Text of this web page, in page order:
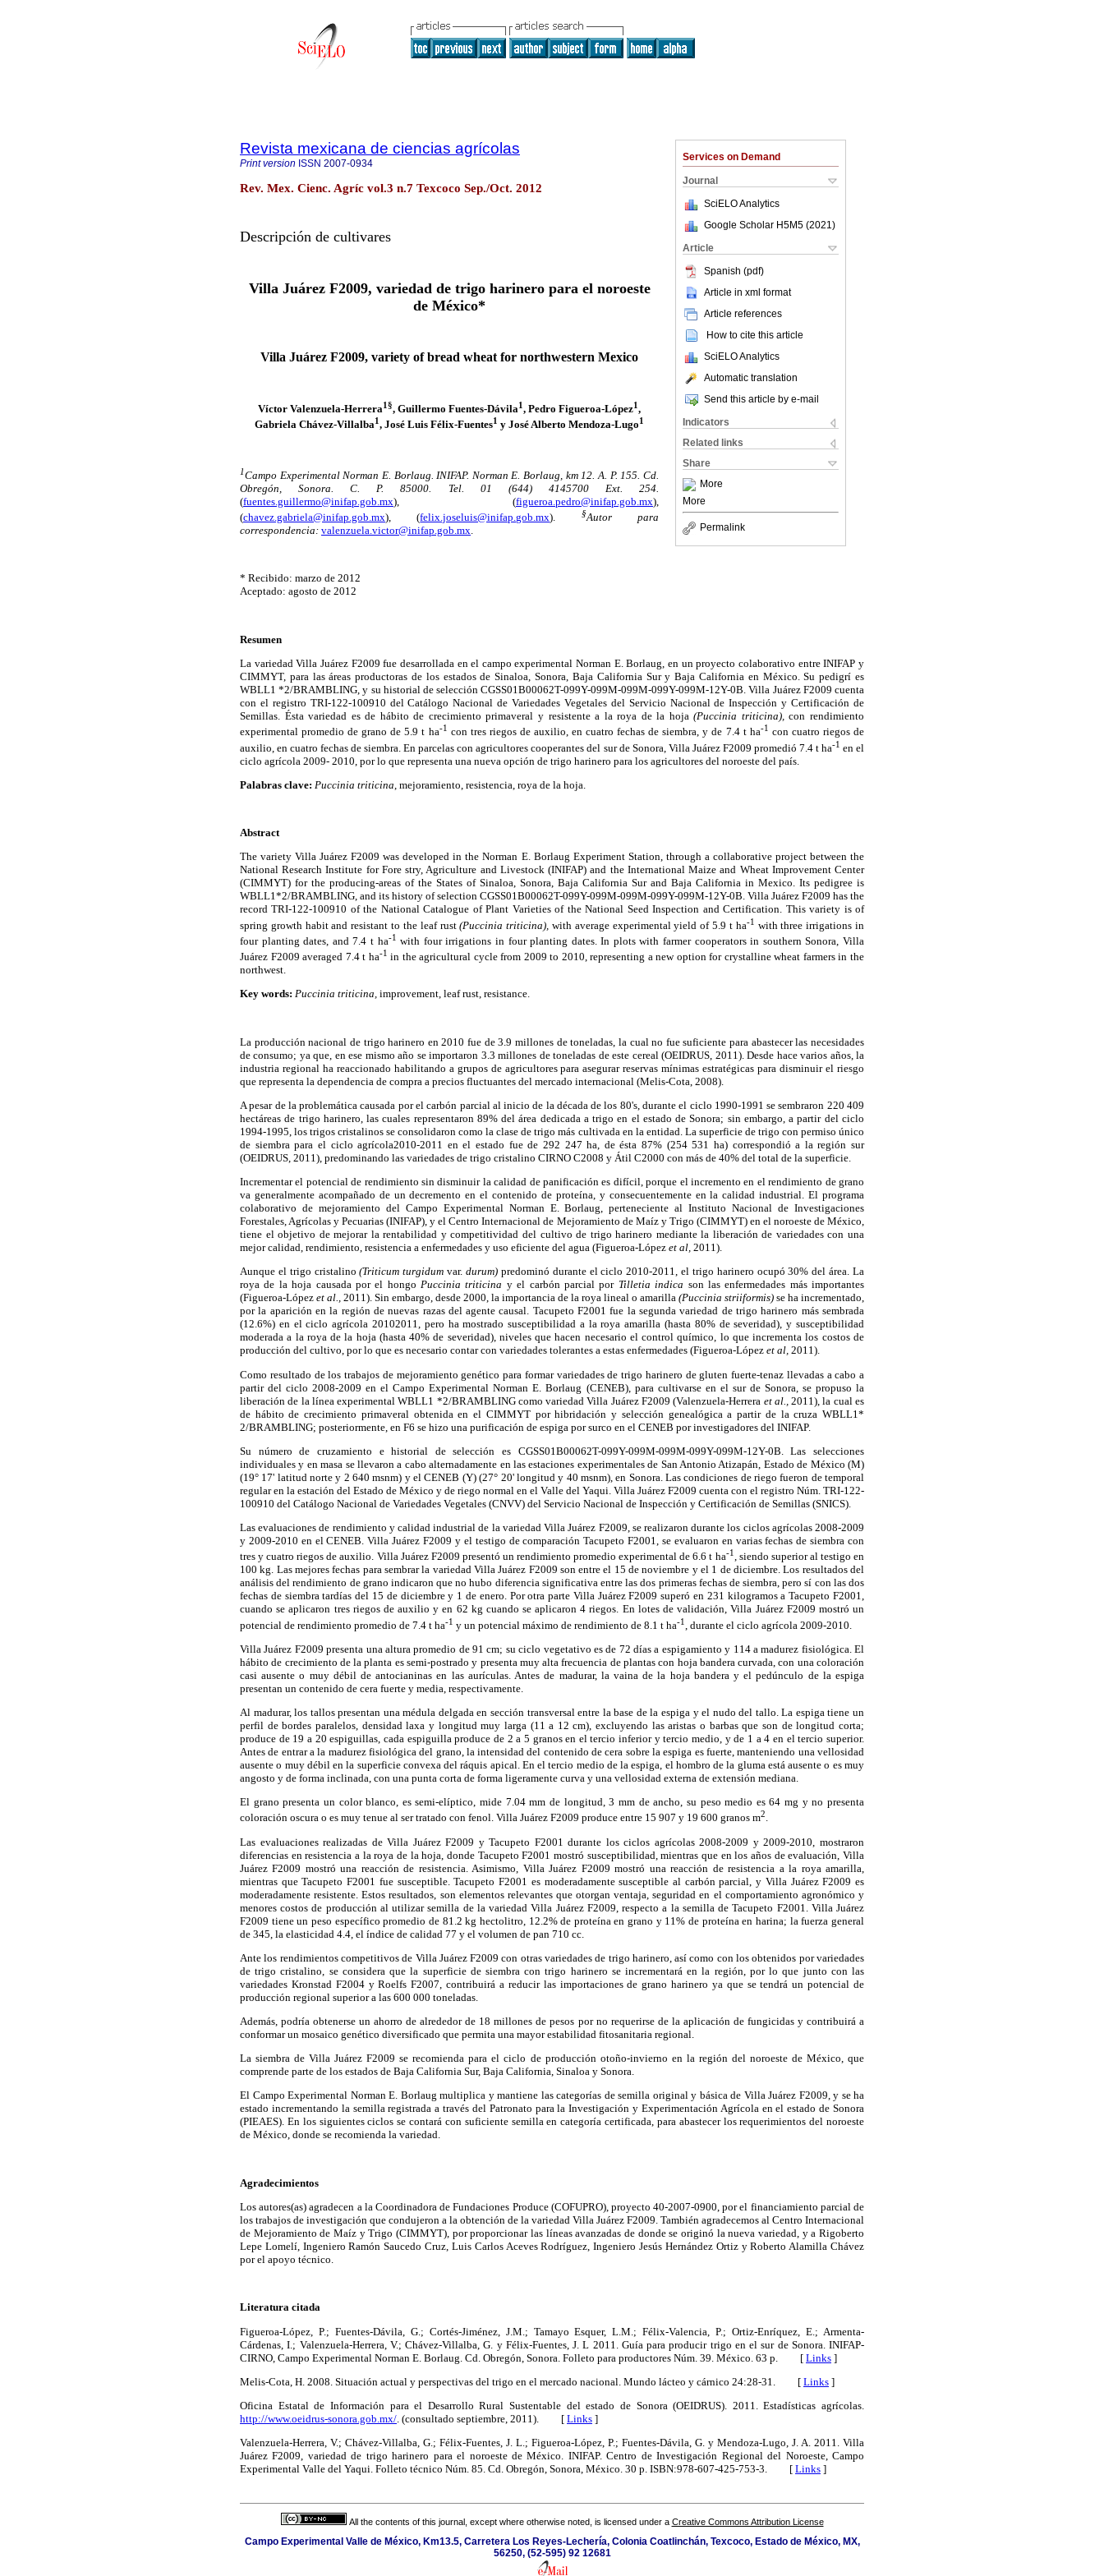
Services on Demand
Journal
SciELO Analytics
Google Scholar H5M5 (2021 )
Article
Spanish (pdf)
Article in xml format
Article references
How to cite this article
SciELO Analytics
Automatic translation
Send this article by e-mail
Indicators
Related links
Share
More
More
Permalink
Revista mexicana de ciencias agrícolas
Print version ISSN 2007-0934
Rev. Mex. Cienc. Agríc vol.3 n.7 Texcoco Sep./Oct. 2012
Descripción de cultivares
Villa Juárez F2009, variedad de trigo harinero para el noroeste
de México*
Villa Juárez F2009, variety of bread wheat for northwestern Mexico
Víctor Valenzuela-Herrera1§, Guillermo Fuentes-Dávila1, Pedro Figueroa-López1,
Gabriela Chávez-Villalba1, José Luis Félix-Fuentes1 y José Alberto Mendoza-Lugo1
1Campo Experimental Norman E. Borlaug. INIFAP. Norman E. Borlaug, km 12. A. P. 155. Cd.
Obregón, Sonora. C. P. 85000. Tel. 01 (644) 4145700 Ext. 254.
(fuentes.guillermo@inifap.gob.mx), (figueroa.pedro@inifap.gob.mx),
(chavez.gabriela@inifap.gob.mx), (felix.joseluis@inifap.gob.mx). §Autor para
correspondencia: valenzuela.victor@inifap.gob.mx
* Recibido: marzo de 2012
Aceptado: agosto de 2012
Resumen
La variedad Villa Juárez F2009 fue desarrollada en el campo experimental Norman E. Borlaug, en un proyecto colaborativo entre INIFAP y
CIMMYT, para las áreas productoras de los estados de Sinaloa, Sonora, Baja California Sur y Baja California en México. Su pedigrí es
WBLL1 *2/BRAMBLING, y su historial de selección CGSS01B00062T-099Y-099M-099M-099Y-099M-12Y-0B. Villa Juárez F2009 cuenta
con el registro TRI-122-100910 del Catálogo Nacional de Variedades Vegetales del Servicio Nacional de Inspección y Certificación de
Semillas. Ésta variedad es de hábito de crecimiento primaveral y resistente a la roya de la hoja(Puccinia triticina), con rendimiento
experimental promedio de grano de 5.9 t ha-1 con tres riegos de auxilio, en cuatro fechas de siembra, y de 7.4 t ha-1 con cuatro riegos de
auxilio, en cuatro fechas de siembra. En parcelas con agricultores cooperantes del sur de Sonora, Villa Juárez F2009 promedió 7.4 t ha-1 en el
ciclo agrícola 2009- 2010, por lo que representa una nueva opción de trigo harinero para los agricultores del noroeste del país.
Palabras clave: Puccinia triticina , mejoramiento, resistencia, roya de la hoja.
Abstract
The variety Villa Juárez F2009 was developed in the Norman E. Borlaug Experiment Station, through a collaborative project between the
National Research Institute for Fore stry, Agriculture and Livestock (INIFAP) and the International Maize and Wheat Improvement Center
(CIMMYT) for the producing-areas of the States of Sinaloa, Sonora, Baja California Sur and Baja California in Mexico. Its pedigree is
WBLL1*2/BRAMBLING, and its history of selection CGSS01B00062T-099Y-099M-099M-099Y-099M-12Y-0B. Villa Juárez F2009 has the
record TRI-122-100910 of the National Catalogue of Plant Varieties of the National Seed Inspection and Certification. This variety is of
spring growth habit and resistant to the leaf rust(Puccinia triticina), with average experimental yield of 5.9 t ha-1 with three irrigations in
four planting dates, and 7.4 t ha-1 with four irrigations in four planting dates. In plots with farmer cooperators in southern Sonora, Villa
Juárez F2009 averaged 7.4 t ha-1 in the agricultural cycle from 2009 to 2010, representing a new option for crystalline wheat farmers in the
northwest.
Key words: Puccinia triticina, improvement, leaf rust, resistance.
La producción nacional de trigo harinero en 2010 fue de 3.9 millones de toneladas, la cual no fue suficiente para abastecer las necesidades
de consumo; ya que, en ese mismo año se importaron 3.3 millones de toneladas de este cereal (OEIDRUS, 2011). Desde hace varios años, la
industria regional ha reaccionado habilitando a grupos de agricultores para asegurar reservas mínimas estratégicas para disminuir el riesgo
que representa la dependencia de compra a precios fluctuantes del mercado internacional (Melis-Cota, 2008).
A pesar de la problemática causada por el carbón parcial al inicio de la década de los 80's, durante el ciclo 1990-1991 se sembraron 220 409
hectáreas de trigo harinero, las cuales representaron 89% del área dedicada a trigo en el estado de Sonora; sin embargo, a partir del ciclo
1994-1995, los trigos cristalinos se consolidaron como la clase de trigo más cultivada en la entidad. La superficie de trigo con permiso único
de siembra para el ciclo agrícola2010-2011 en el estado fue de 292 247 ha, de ésta 87% (254 531 ha) correspondió a la región sur
(OEIDRUS, 2011), predominando las variedades de trigo cristalino CIRNO C2008 y Átil C2000 con más de 40% del total de la superficie.
Incrementar el potencial de rendimiento sin disminuir la calidad de panificación es difícil, porque el incremento en el rendimiento de grano
va generalmente acompañado de un decremento en el contenido de proteína, y consecuentemente en la calidad industrial. El programa
colaborativo de mejoramiento del Campo Experimental Norman E. Borlaug, perteneciente al Instituto Nacional de Investigaciones
Forestales, Agrícolas y Pecuarias (INIFAP), y el Centro Internacional de Mejoramiento de Maíz y Trigo (CIMMYT) en el noroeste de México,
tiene el objetivo de mejorar la rentabilidad y competitividad del cultivo de trigo harinero mediante la liberación de variedades con una
mejor calidad, rendimiento, resistencia a enfermedades y uso eficiente del agua (Figueroa-López et al, 2011).
Aunque el trigo cristalino(Triticum turgidum var. durum)predominó durante el ciclo 2010-2011, el trigo harinero ocupó 30% del área. La
roya de la hoja causada por el hongoPuccinia triticina y el carbón parcial por Tilletia indica son las enfermedades más importantes
(Figueroa-López et al., 2011). Sin embargo, desde 2000, la importancia de la roya lineal o amarilla (Puccinia striiformis) se ha incrementado,
por la aparición en la región de nuevas razas del agente causal. Tacupeto F2001 fue la segunda variedad de trigo harinero más sembrada
(12.6%) en el ciclo agrícola 20102011, pero ha mostrado susceptibilidad a la roya amarilla (hasta 80% de severidad), y susceptibilidad
moderada a la roya de la hoja (hasta 40% de severidad), niveles que hacen necesario el control químico, lo que incrementa los costos de
producción del cultivo, por lo que es necesario contar con variedades tolerantes a estas enfermedades (Figueroa-López et al, 2011).
Como resultado de los trabajos de mejoramiento genético para formar variedades de trigo harinero de gluten fuerte-tenaz llevadas a cabo a
partir del ciclo 2008-2009 en el Campo Experimental Norman E. Borlaug (CENEB), para cultivarse en el sur de Sonora, se propuso la
liberación de la línea experimental WBLL1 *2/BRAMBLING como variedad Villa Juárez F2009 (Valenzuela-Herrera et al., 2011), la cual es
de hábito de crecimiento primaveral obtenida en el CIMMYT por hibridación y selección genealógica a partir de la cruza WBLL1*
2/BRAMBLING; posteriormente, en F6 se hizo una purificación de espiga por surco en el CENEB por investigadores del INIFAP.
Su número de cruzamiento e historial de selección es CGSS01B00062T-099Y-099M-099M-099Y-099M-12Y-0B. Las selecciones
individuales y en masa se llevaron a cabo alternadamente en las estaciones experimentales de San Antonio Atizapán, Estado de México (M)
(19° 17' latitud norte y 2 640 msnm) y el CENEB (Y) (27° 20' longitud y 40 msnm), en Sonora. Las condiciones de riego fueron de temporal
regular en la estación del Estado de México y de riego normal en el Valle del Yaqui. Villa Juárez F2009 cuenta con el registro Núm. TRI-122-
100910 del Catálogo Nacional de Variedades Vegetales (CNVV) del Servicio Nacional de Inspección y Certificación de Semillas (SNICS).
Las evaluaciones de rendimiento y calidad industrial de la variedad Villa Juárez F2009, se realizaron durante los ciclos agrícolas 2008-2009
y 2009-2010 en el CENEB. Villa Juárez F2009 y el testigo de comparación Tacupeto F2001, se evaluaron en varias fechas de siembra con
tres y cuatro riegos de auxilio. Villa Juárez F2009 presentó un rendimiento promedio experimental de 6.6 t ha-1, siendo superior al testigo en
100 kg. Las mejores fechas para sembrar la variedad Villa Juárez F2009 son entre el 15 de noviembre y el 1 de diciembre. Los resultados del
análisis del rendimiento de grano indicaron que no hubo diferencia significativa entre las dos primeras fechas de siembra, pero sí con las dos
fechas de siembra tardías del 15 de diciembre y 1 de enero. Por otra parte Villa Juárez F2009 superó en 231 kilogramos a Tacupeto F2001,
cuando se aplicaron tres riegos de auxilio y en 62 kg cuando se aplicaron 4 riegos. En lotes de validación, Villa Juárez F2009 mostró un
potencial de rendimiento promedio de 7.4 t ha-1 y un potencial máximo de rendimiento de 8.1 t ha-1
, durante el ciclo agrícola 2009-2010.
Villa Juárez F2009 presenta una altura promedio de 91 cm; su ciclo vegetativo es de 72 días a espigamiento y 114 a madurez fisiológica. El
hábito de crecimiento de la planta es semi-postrado y presenta muy alta frecuencia de plantas con hoja bandera curvada, con una coloración
casi ausente o muy débil de antocianinas en las aurículas. Antes de madurar, la vaina de la hoja bandera y el pedúnculo de la espiga
presentan un contenido de cera fuerte y media, respectivamente.
Al madurar, los tallos presentan una médula delgada en sección transversal entre la base de la espiga y el nudo del tallo. La espiga tiene un
perfil de bordes paralelos, densidad laxa y longitud muy larga (11 a 12 cm), excluyendo las aristas o barbas que son de longitud corta;
produce de 19 a 20 espiguillas, cada espiguilla produce de 2 a 5 granos en el tercio inferior y tercio medio, y de 1 a 4 en el tercio superior.
Antes de entrar a la madurez fisiológica del grano, la intensidad del contenido de cera sobre la espiga es fuerte, manteniendo una vellosidad
ausente o muy débil en la superficie convexa del ráquis apical. En el tercio medio de la espiga, el hombro de la gluma está ausente o es muy
angosto y de forma inclinada, con una punta corta de forma ligeramente curva y una vellosidad externa de extensión mediana.
El grano presenta un color blanco, es semi-elíptico, mide 7.04 mm de longitud, 3 mm de ancho, su peso medio es 64 mg y no presenta
coloración oscura o es muy tenue al ser tratado con fenol. Villa Juárez F2009 produce entre 15 907 y 19 600 granos m2.
Las evaluaciones realizadas de Villa Juárez F2009 y Tacupeto F2001 durante los ciclos agrícolas 2008-2009 y 2009-2010, mostraron
diferencias en resistencia a la roya de la hoja, donde Tacupeto F2001 mostró susceptibilidad, mientras que en los años de evaluación, Villa
Juárez F2009 mostró una reacción de resistencia. Asimismo, Villa Juárez F2009 mostró una reacción de resistencia a la roya amarilla,
mientras que Tacupeto F2001 fue susceptible. Tacupeto F2001 es moderadamente susceptible al carbón parcial, y Villa Juárez F2009 es
moderadamente resistente. Estos resultados, son elementos relevantes que otorgan ventaja, seguridad en el comportamiento agronómico y
menores costos de producción al utilizar semilla de la variedad Villa Juárez F2009, respecto a la semilla de Tacupeto F2001. Villa Juárez
F2009 tiene un peso específico promedio de 81.2 kg hectolitro, 12.2% de proteína en grano y 11% de proteína en harina; la fuerza general
de 345, la elasticidad 4.4, el índice de calidad 77 y el volumen de pan 710 cc.
Ante los rendimientos competitivos de Villa Juárez F2009 con otras variedades de trigo harinero, así como con los obtenidos por variedades
de trigo cristalino, se considera que la superficie de siembra con trigo harinero se incrementará en la región, por lo que junto con las
variedades Kronstad F2004 y Roelfs F2007, contribuirá a reducir las importaciones de grano harinero ya que se tendrá un potencial de
producción regional superior a las 600 000 toneladas.
Además, podría obtenerse un ahorro de alrededor de 18 millones de pesos por no requerirse de la aplicación de fungicidas y contribuirá a
conformar un mosaico genético diversificado que permita una mayor estabilidad fitosanitaria regional.
La siembra de Villa Juárez F2009 se recomienda para el ciclo de producción otoño-invierno en la región del noroeste de México, que
comprende parte de los estados de Baja California Sur, Baja California, Sinaloa y Sonora.
El Campo Experimental Norman E. Borlaug multiplica y mantiene las categorías de semilla original y básica de Villa Juárez F2009, y se ha
estado incrementando la semilla registrada a través del Patronato para la Investigación y Experimentación Agrícola en el estado de Sonora
(PIEAES). En los siguientes ciclos se contará con suficiente semilla en categoría certificada, para abastecer los requerimientos del noroeste
de México, donde se recomienda la variedad.
Agradecimientos
Los autores(as) agradecen a la Coordinadora de Fundaciones Produce (COFUPRO), proyecto 40-2007-0900, por el financiamiento parcial de
los trabajos de investigación que condujeron a la obtención de la variedad Villa Juárez F2009. También agradecemos al Centro Internacional
de Mejoramiento de Maíz y Trigo (CIMMYT), por proporcionar las líneas avanzadas de donde se originó la nueva variedad, y a Rigoberto
Lepe Lomelí, Ingeniero Ramón Saucedo Cruz, Luis Carlos Aceves Rodríguez, Ingeniero Jesús Hernández Ortiz y Roberto Alamilla Chávez
por el apoyo técnico.
Literatura citada
Figueroa-López, P.; Fuentes-Dávila, G.; Cortés-Jiménez, J.M.; Tamayo Esquer, L.M.; Félix-Valencia, P.; Ortiz-Enríquez, E.; Armenta-
Cárdenas, I.; Valenzuela-Herrera, V.; Chávez-Villalba, G. y Félix-Fuentes, J. L 2011. Guía para producir trigo en el sur de Sonora. INIFAP-
CIRNO, Campo Experimental Norman E. Borlaug. Cd. Obregón, Sonora. Folleto para productores Núm. 39. México. 63 p. [ Links ]
Melis-Cota, H. 2008. Situación actual y perspectivas del trigo en el mercado nacional. Mundo lácteo y cárnico 24:28-31. [ Links ]
Oficina Estatal de Información para el Desarrollo Rural Sustentable del estado de Sonora (OEIDRUS). 2011. Estadísticas agrícolas.
http://www.oeidrus-sonora.gob.mx/ . (consultado septiembre, 2011). [ Links ]
Valenzuela-Herrera, V.; Chávez-Villalba, G.; Félix-Fuentes, J. L.; Figueroa-López, P.; Fuentes-Dávila, G. y Mendoza-Lugo, J. A. 2011. Villa
Juárez F2009, variedad de trigo harinero para el noroeste de México. INIFAP. Centro de Investigación Regional del Noroeste, Campo
Experimental Valle del Yaqui. Folleto técnico Núm. 85. Cd. Obregón, Sonora, México. 30 p. ISBN:978-607-425-753-3. [ Links ]
All the contents of this journal, except where otherwise noted, is licensed under a Creative Commons Attribution License
Campo Experimental Valle de México, Km13.5, Carretera Los Reyes-Lechería, Colonia Coatlinchán, Texcoco, Estado de México, MX,
56250, (52-595) 92 12681